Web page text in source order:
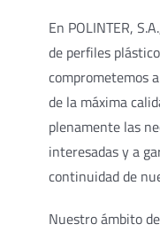
En POLINTER,
de perfiles
comprometemos
de la máxima
plenamente las
interesadas y a
continuidad de
Nuestro ámbito